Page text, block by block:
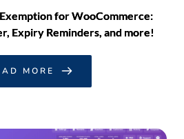
for WooCommerce:
Expiry Reminders, and more!
MORE